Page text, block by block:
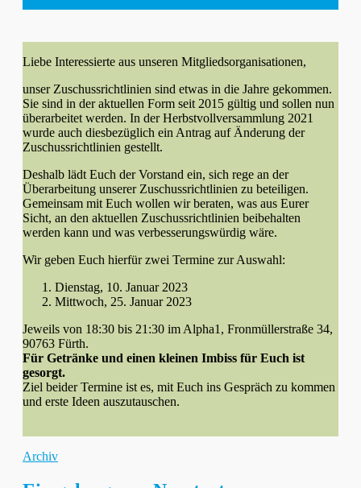
Liebe Interessierte aus unseren Mitgliedsorganisationen,
unser Zuschussrichtlinien sind etwas in die Jahre gekommen.
Sie sind in der aktuellen Form seit 2015 gültig und sollen nun
überarbeitet werden. In der Herbstvollversammlung 2021
wurde auch diesbezüglich ein Antrag auf Änderung der
Zuschussrichtlinien gestellt.
Deshalb lädt Euch der Vorstand ein, sich rege an der
Überarbeitung unserer Zuschussrichtlinien zu beteiligen.
Gemeinsam mit Euch wollen wir beraten, was aus Eurer
Sicht, an den aktuellen Zuschussrichtlinien beibehalten
werden kann und was verbesserungswürdig wäre.
Wir geben Euch hierfür zwei Termine zur Auswahl:
Dienstag, 10. Januar 2023
Mittwoch, 25. Januar 2023
Jeweils von 18:30 bis 21:30 im Alpha1, Fronmüllerstraße 34,
90763 Fürth.
Für Getränke und einen kleinen Imbiss für Euch ist
gesorgt.
Ziel beider Termine ist es, mit Euch ins Gespräch zu kommen
und erste Ideen auszutauschen.
Kategorien
Archiv